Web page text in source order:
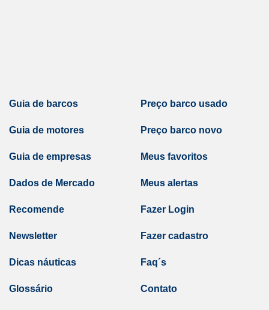
Guia de barcos
Guia de motores
Guia de empresas
Dados de Mercado
Preço barco usado
Preço barco novo
Meus favoritos
Meus alertas
Recomende
Newsletter
Dicas náuticas
Glossário
Fazer Login
Fazer cadastro
Faq´s
Contato